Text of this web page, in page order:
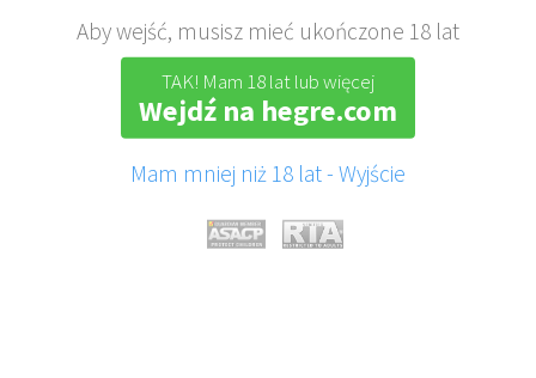
Aby wejść, musisz mieć ukończone 18 lat
TAK! Mam 18 lat lub więcej
Wejdź na hegre.com
Mam mniej niż 18 lat - Wyjście